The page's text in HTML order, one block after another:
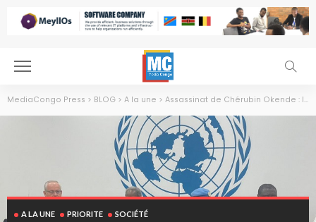
MediaCongo Press > BLOG > A la une > Assassinat de Chérubin Okende : la Monusco accepte de participer à l’enquête
A LA UNE PRIORITE SOCIÉTÉ